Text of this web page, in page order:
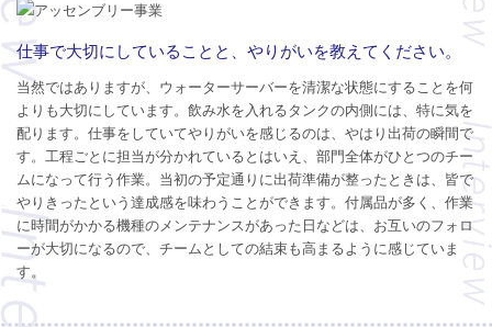
仕事で大切にしていることと、やりがいを教えてください。
当然ではありますが、ウォーターサーバーを清潔な状態にすることを何
よりも大切にしています。飲み水を入れるタンクの内側には、特に気を
配ります。仕事をしていてやりがいを感じるのは、やはり出荷の瞬間で
す。工程ごとに担当が分かれているとはいえ、部門全体がひとつのチー
ムになって行う作業。当初の予定通りに出荷準備が整ったときは、皆で
やりきったという達成感を味わうことができます。付属品が多く、作業
に時間がかかる機種のメンテナンスがあった日などは、お互いのフォロ
ーが大切になるので、チームとしての結束も高まるように感じていま
す。